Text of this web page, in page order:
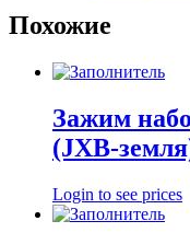
Похожие
Зажим
(JXB-
Login to see prices